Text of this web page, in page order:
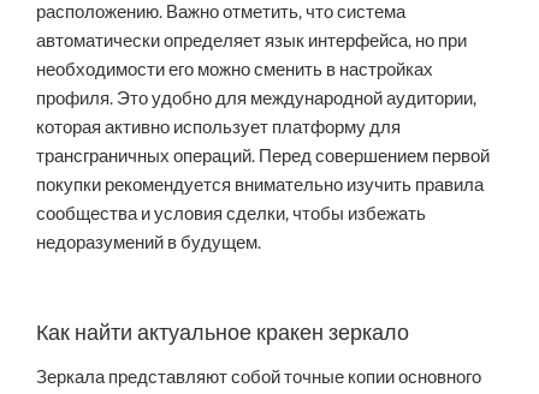
расположению. Важно отметить, что система
автоматически определяет язык интерфейса, но при
необходимости его можно сменить в настройках
профиля. Это удобно для международной аудитории,
которая активно использует платформу для
трансграничных операций. Перед совершением первой
покупки рекомендуется внимательно изучить правила
сообщества и условия сделки, чтобы избежать
недоразумений в будущем.
Как найти актуальное кракен зеркало
Зеркала представляют собой точные копии основного